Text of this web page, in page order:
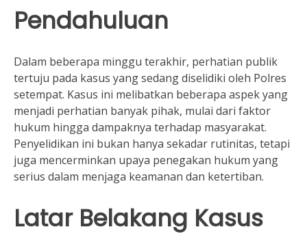
Pendahuluan
Dalam beberapa minggu terakhir, perhatian publik
tertuju pada kasus yang sedang diselidiki oleh Polres
setempat. Kasus ini melibatkan beberapa aspek yang
menjadi perhatian banyak pihak, mulai dari faktor
hukum hingga dampaknya terhadap masyarakat.
Penyelidikan ini bukan hanya sekadar rutinitas, tetapi
juga mencerminkan upaya penegakan hukum yang
serius dalam menjaga keamanan dan ketertiban.
Latar Belakang Kasus